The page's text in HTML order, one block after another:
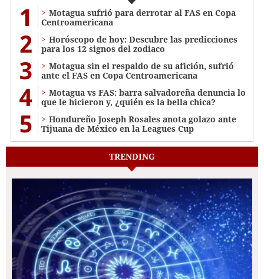
1
Motagua sufrió para derrotar al FAS en Copa
Centroamericana
2
Horóscopo de hoy: Descubre las predicciones
para los 12 signos del zodiaco
3
Motagua sin el respaldo de su afición, sufrió
ante el FAS en Copa Centroamericana
4
Motagua vs FAS: barra salvadoreña denuncia lo
que le hicieron y, ¿quién es la bella chica?
5
Hondureño Joseph Rosales anota golazo ante
Tijuana de México en la Leagues Cup
TRENDING